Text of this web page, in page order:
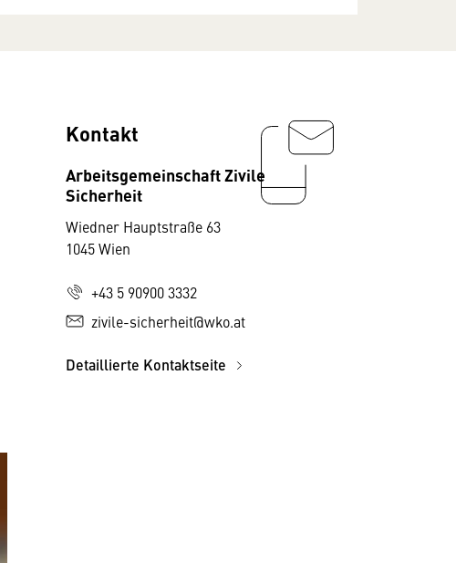
Kontakt
Arbeitsgemeinschaft Zivile
Sicherheit
Wiedner Hauptstraße 63
1045 Wien
+43 5 90900 3332
zivile-sicherheit@wko.at
Detaillierte Kontaktseite